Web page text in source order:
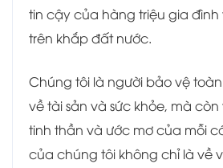
tin cậy của hàng triệu gia
trên khắp đất nước.
Chúng tôi là người bảo vệ
về tài sản và sức khỏe, mà
tinh thần và ước mơ của mỗi
của chúng tôi không chỉ là về